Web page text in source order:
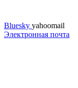
Bluesky yahoomail
Электронная почта